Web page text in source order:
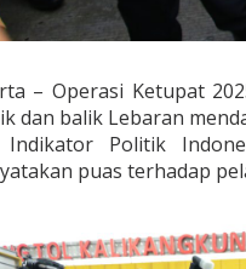
O
r
a
s
i
u
– Operasi Ketupat
dan balik Lebaran
Politik
puas terhadap